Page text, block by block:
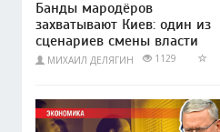
Банды мародёров
захватывают Киев: один из
сценариев смены власти
МИХАИЛ ДЕЛЯГИН 1129